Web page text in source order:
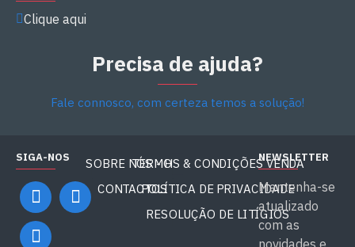
Clique aqui
Precisa de ajuda?
Fale connosco, com certeza temos a solução!
SIGA-NOS
SOBRE NÓS - H7M
CONTACTOS
TERMOS & CONDIÇÕES VENDA
POLÍTICA DE PRIVACIDADE
RESOLUÇÃO DE LITÍGIOS
NEWSLETTER
Mantenha-se
atualizado
com as